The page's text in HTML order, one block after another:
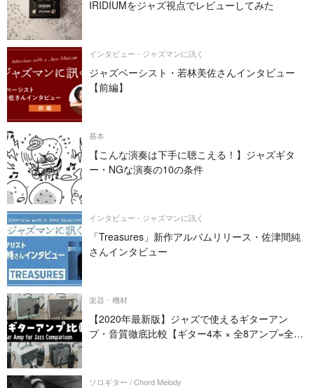
IRIDIUMをジャズ視点でレビューしてみた
インタビュー - ジャズマンに訊く
ジャズベーシスト・若林美佐さんインタビュー
【前編】
基本
【こんな演奏は下手に聴こえる！】ジャズギタ
ー・NGな演奏の10の条件
インタビュー - ジャズマンに訊く
「Treasures」新作アルバムリリース・佐津間純
さんインタビュー
楽器・機材
【2020年最新版】ジャズで使えるギターアン
プ・音質徹底比較【ギター4本 × 全8アンプ=全32
ソロギター / Chord Melody